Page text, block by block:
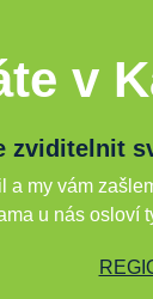
v
zviditelnit
a my vám
u nás osloví